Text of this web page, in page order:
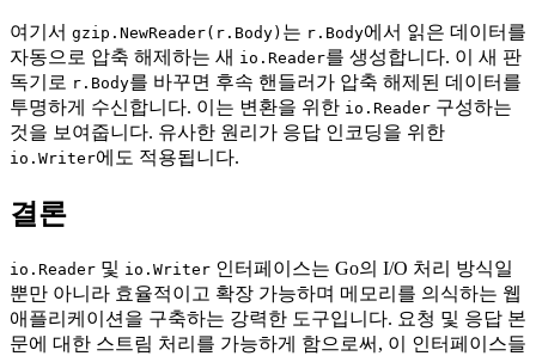
여기서 gzip.NewReader(r.Body) 는 r.Body에서 읽은 데이터를
자동으로 압축 해제하는 새 io.Reader를 생성합니다. 이 새 판
독기로 r.Body를 바꾸면 후속 핸들러가 압축 해제된 데이터를
투명하게 수신합니다. 이는 변환을 위한 io.Reader 구성하는
것을 보여줍니다. 유사한 원리가 응답 인코딩을 위한
io.Writer에도 적용됩니다.
결론
io.Reader 및 io.Writer 인터페이스는 Go의 I/O 처리 방식일
뿐만 아니라 효율적이고 확장 가능하며 메모리를 의식하는 웹
애플리케이션을 구축하는 강력한 도구입니다. 요청 및 응답 본
문에 대한 스트림 처리를 가능하게 함으로써, 이 인터페이스들